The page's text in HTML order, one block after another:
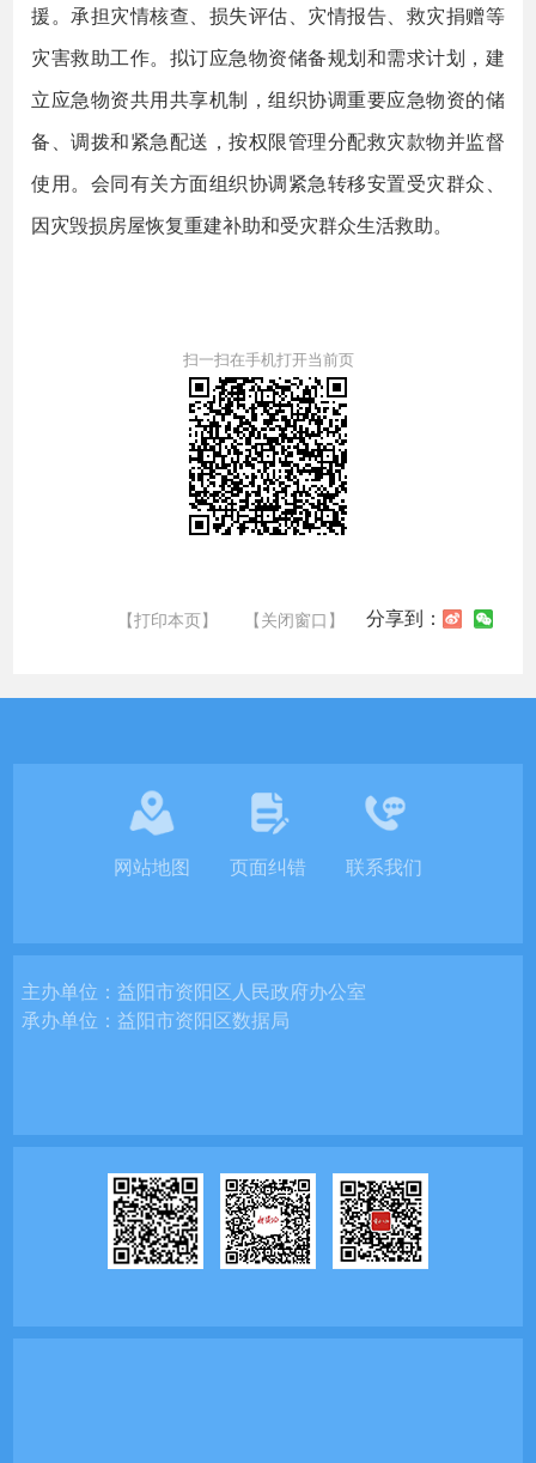
援。承担灾情核查、损失评估、灾情报告、救灾捐赠等
灾害救助工作。拟订应急物资储备规划和需求计划，建
立应急物资共用共享机制，组织协调重要应急物资的储
备、调拨和紧急配送，按权限管理分配救灾款物并监督
使用。会同有关方面组织协调紧急转移安置受灾群众、
因灾毁损房屋恢复重建补助和受灾群众生活救助。
扫一扫在手机打开当前页
【打印本页】 【关闭窗口】 分享到：
网站地图 页面纠错 联系我们
主办单位：益阳市资阳区人民政府办公室
承办单位：益阳市资阳区数据局